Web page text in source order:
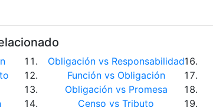
Obligación vs Responsabilidad
Función vs Obligación
Obligación vs Promesa
Censo vs Tributo